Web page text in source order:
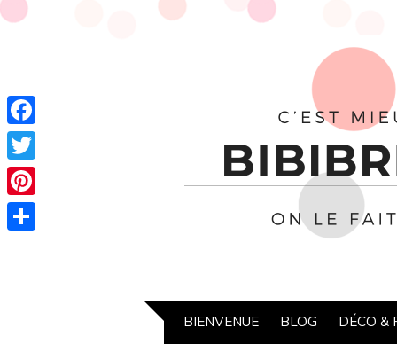
BIENVENUE BLOG DÉCO &
Facebook
Twitter
Pinterest